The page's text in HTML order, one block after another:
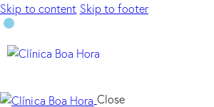
Skip to content Skip to footer
Close